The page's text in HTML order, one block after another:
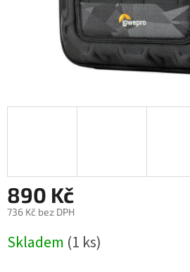
890 Kč
736 Kč bez DPH
cena:
Skladem (1 ks)